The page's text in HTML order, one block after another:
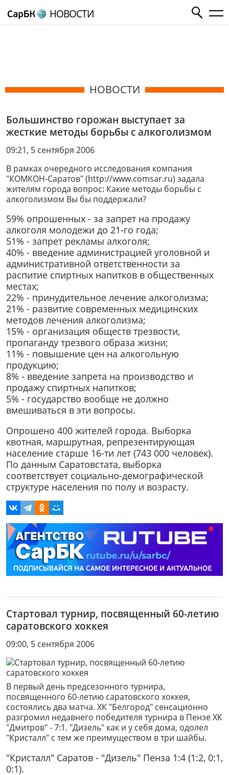
НОВОСТИ
НОВОСТИ
Большинство горожан выступает за
жесткие методы борьбы с алкоголизмом
09:21, 5 сентября 2006
В рамках очередного исследования компания
"КОМКОН-Саратов" (http://www.comsar.ru) задала
жителям города вопрос: Какие методы борьбы с
алкоголизмом Вы бы поддержали?
59% опрошенных - за запрет на продажу
алкоголя молодежи до 21-го года;
51% - запрет рекламы алкоголя;
40% - введение администрацией уголовной и
административной ответственности за
распитие спиртных напитков в общественных
местах;
22% - принудительное лечение алкоголизма;
21% - развитие современных медицинских
методов лечения алкоголизма;
15% - организация обществ трезвости,
пропаганду трезвого образа жизни;
11% - повышение цен на алкогольную
продукцию;
8% - введение запрета на производство и
продажу спиртных напитков;
5% - государство вообще не должно
вмешиваться в эти вопросы.
Опрошено 400 жителей города. Выборка
квотная, маршрутная, репрезентирующая
население старше 16-ти лет (743 000 человек).
По данным Саратовстата, выборка
соответствует социально-демографической
структуре населения по полу и возрасту.
Стартовал турнир, посвященный 60-летию
саратовского хоккея
09:00, 5 сентября 2006
В первый день предсезонного турнира,
посвященного 60-летию саратовского хоккея,
состоялись два матча. ХК "Белгород" сенсационно
разгромил недавнего победителя турнира в Пензе ХК
"Дмитров" - 7:1. "Дизель" как и у себя дома, одолел
"Кристалл" с тем же преимуществом в три шайбы.
"Кристалл" Саратов - "Дизель" Пенза 1:4 (1:2, 0:1,
0:1).